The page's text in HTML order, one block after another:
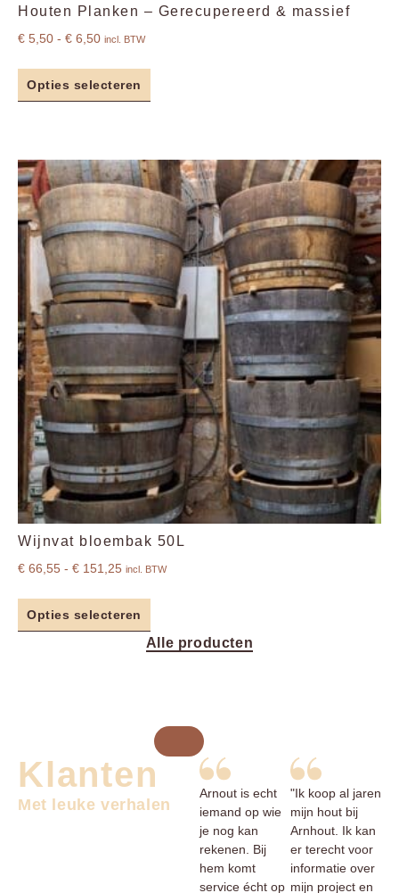
Houten Planken – Gerecupereerd & massief
€ 5,50 - € 6,50 incl. BTW
Opties selecteren
Wijnvat bloembak 50L
€ 66,55 - € 151,25 incl. BTW
Opties selecteren
Alle producten
Klanten
Met leuke verhalen
Arnout is echt
iemand op wie
je nog kan
rekenen. Bij
hem komt
service écht op
"Ik koop al jaren
mijn hout bij
Arnhout. Ik kan
er terecht voor
informatie over
mijn project en